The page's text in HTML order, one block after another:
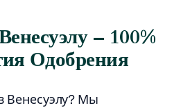
– 100%
Одобрения
Венесуэлу? Мы